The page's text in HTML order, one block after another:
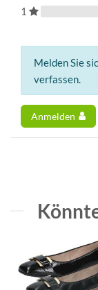
1
Melden Sie
verfassen.
Anmelden